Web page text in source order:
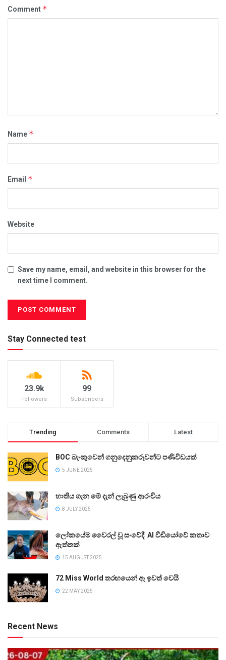
Comment *
Name *
Email *
Website
Save my name, email, and website in this browser for the
next time I comment.
Stay Connected test
23.9k
Followers
99
Subscribers
Trending Comments Latest
BOC බැංකුවෙන් ගනුදෙනුකරුවන්ට පණිවිඩයක්
5 JUNE 2025
භාතිය ගැන මේ දැන් ලැබුණු ආරංචිය
8 JULY 2025
ලෝකයේම වෛරල් වූ සංවේදී AI වීඩියෝවේ කතාව
ඇත්තක්
15 AUGUST 2025
72 Miss World තරඟයෙන් ඈ ඉවත් වෙයි
22 MAY 2025
Recent News